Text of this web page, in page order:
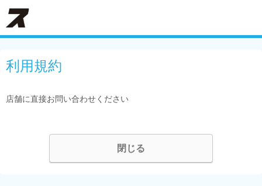
利用規約
店舗に直接お問い合わせください
閉じる